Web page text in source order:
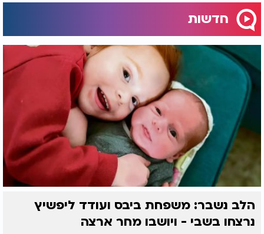
חדשות
הלב נשבר: משפחת ביבס ועודד ליפשיץ
נרצחו בשבי - ויושבו מחר ארצה